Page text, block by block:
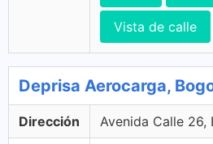
Vista de calle
Deprisa Aerocarga,
Dirección Avenida Calle